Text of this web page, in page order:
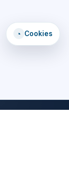
◔ Cookies